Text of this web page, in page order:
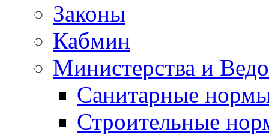
Законы
Кабмин
Министерства и
Санитарные
Строительные